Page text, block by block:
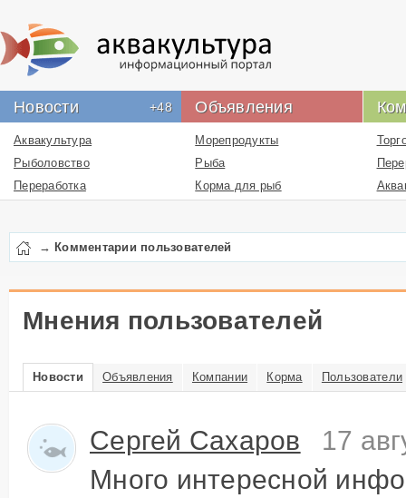
Новости +48 Объявления
Аквакультура
Рыболовство
Переработка
Морепродукты
Рыба
Корма для рыб
Лекарства
Перевозка
Работа
Услуги
Сырье и добавки
Недвижимость
для
→ Комментарии пользователей
Мнения пользователей
Новости Объявления Компании Корма Пользователи
Сергей Сахаров
17
Много интересной